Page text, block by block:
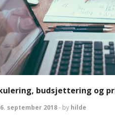
budsjettering og
september 2018- by hilde